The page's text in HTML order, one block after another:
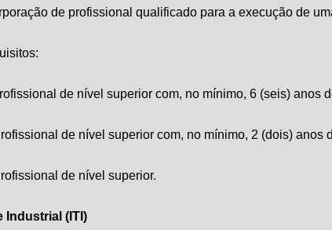
de profissional qualificado para a execução de
de nível superior com, no mínimo, 6 (seis)
de nível superior com, no mínimo, 2 (dois)
de nível superior.
Industrial (ITI)